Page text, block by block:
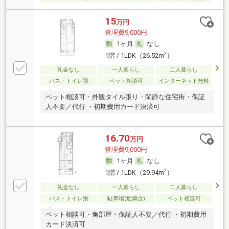
15万円
管理費9,000円
1ヶ月
なし
1階 / 1LDK（26.52m2）
礼金なし 一人暮らし
二人暮らし
バス・トイレ別
ペット相談可 インターネット無料
ペット相談可・外観タイル張り・閑静な住宅街・保証
人不要／代行 ・初期費用カード決済可
16.70万円
管理費9,000円
1ヶ月
なし
1階 / 1LDK（29.94m2）
礼金なし 一人暮らし
二人暮らし
バス・トイレ別
駐車場(近隣含) ペット相談可
ペット相談可・角部屋・保証人不要／代行 ・初期費用
カード決済可